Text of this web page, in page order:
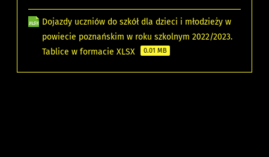
Dojazdy uczniów do szkół dla dzieci i młodzieży w
powiecie poznańskim w roku szkolnym 2022/2023.
Tablice w formacie XLSX
0.01 MB